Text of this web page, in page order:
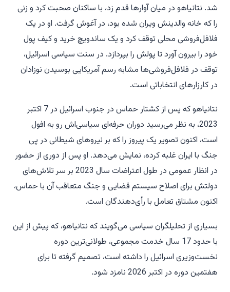
شد. نتانیاهو در میان آوارها قدم زد، با ساکنان صحبت کرد و زنی
را که خانه والدینش ویران شده بود، در آغوش گرفت. او در یک
فلافل‌فروشی محلی توقف کرد و یک ساندویچ خرید و کیف پول
خود را بیرون آورد تا پولش را بپردازد. در سنت سیاسی اسرائیل،
توقف در فلافل‌فروشی‌ها مشابه رسم آمریکایی بوسیدن نوزادان
در کارزارهای انتخاباتی است.
نتانیاهو که پس از کشتار حماس در جنوب اسرائیل در 7 اکتبر
2023، به نظر می‌رسید دوران حرفه‌ای سیاسی‌اش رو به افول
است، اکنون تصویر یک پیروز را که بر نیروهای شیطانی در پی
جنگ با ایران غلبه کرده، نمایش می‌دهد. او پس از دوری از حضور
در انظار عمومی در طول اعتراضات سال 2023 بر سر تلاش‌های
دولتش برای اصلاح سیستم قضایی و جنگ متعاقب آن با حماس،
اکنون مشتاق تعامل با رأی‌دهندگان است.
بسیاری از تحلیلگران سیاسی می‌گویند که نتانیاهو، که پیش از این
با حدود 17 سال خدمت مجموعی، طولانی‌ترین دوره
نخست‌وزیری اسرائیل را داشته است، تصمیم گرفته تا برای
هفتمین دوره در اکتبر 2026 نامزد شود.